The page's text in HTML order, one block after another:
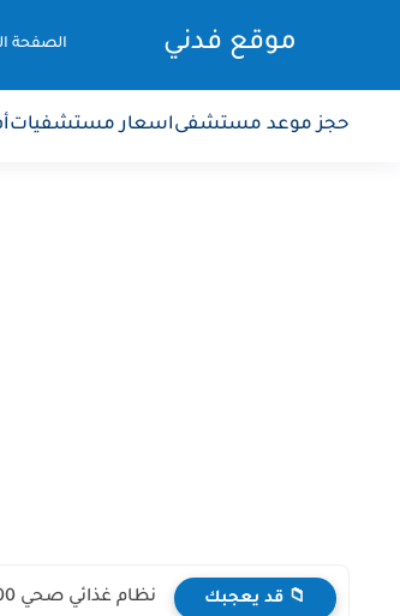
موقع فدني الصفحة
حجز موعد مستشفىاسعار مستشفيات
📁 قد يعجبك نظام غذائي صحي 1500 سعر حراري